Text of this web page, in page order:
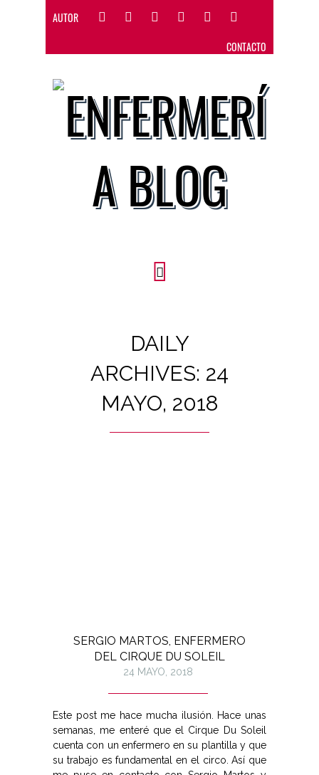
AUTOR
CONTACTO
DAILY
ARCHIVES: 24
MAYO, 2018
SERGIO MARTOS, ENFERMERO
DEL CIRQUE DU SOLEIL
24 MAYO, 2018
Este post me hace mucha ilusión. Hace unas
semanas, me enteré que el Cirque Du Soleil
cuenta con un enfermero en su plantilla y que
su trabajo es fundamental en el circo. Así que